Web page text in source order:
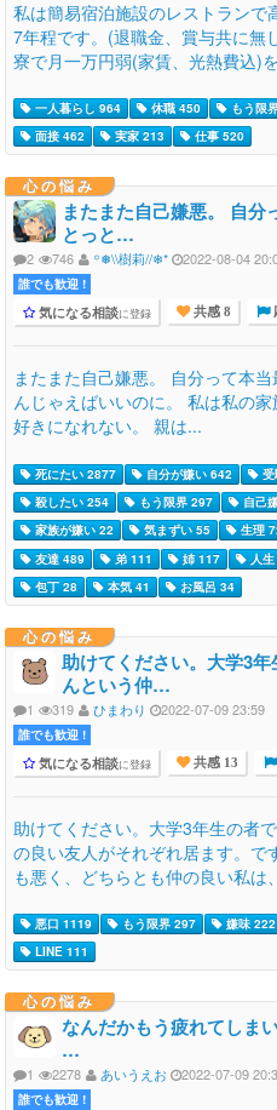
私は簡易宿泊施設のレストラン
7年程です。(退職金、賞与共に無
寮で月一万円弱(家賃、光熱費込)
一人暮らし 964 休職 450 もう限
面接 462
実家 213 仕事 520
心の悩み
またまた自己嫌悪。 自分
とっと…
2 746 ꙳❅\\樹莉//❄︎* 2022-08-04
誰でも歓迎 !
気になる相談に登録 共感 8
またまた自己嫌悪。 自分って本
んじゃえばいいのに。 私は私の
好きになれない。 親は...
死にたい 2877 自分が嫌い 642
殺したい 254
もう限界 297 自己
家族が嫌い 22
気まずい 55 生理
友達 489
弟 111 姉 117 人
包丁 28
本気 41 お風呂 34
心の悩み
助けてください。大学3
んという仲…
1 319 ひまわり 2022-07-09 23:59
誰でも歓迎 !
気になる相談に登録 共感 13
助けてください。大学3年生の者
の良い友人がそれぞれ居ます。で
も悪く、どちらとも仲の良い私は
悪口 1119 もう限界 297 嫌味 222
LINE 111
心の悩み
なんだかもう疲れてしま
…
1 2278 あいうえお 2022-07-09
誰でも歓迎 !